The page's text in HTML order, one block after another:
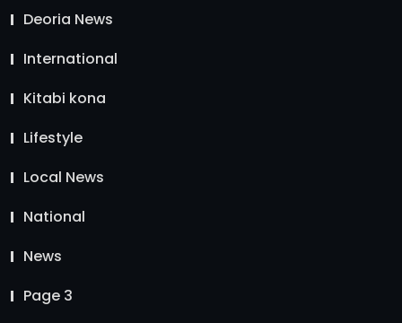
Deoria News
International
Kitabi kona
Lifestyle
Local News
National
News
Page 3